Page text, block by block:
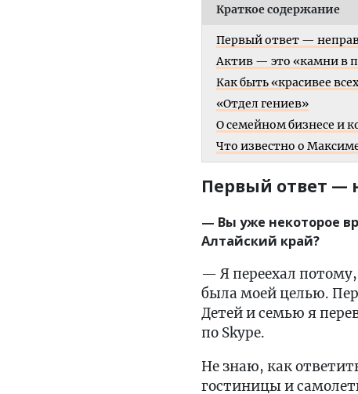
Краткое содержание
Первый ответ —
Актив — это «камни в
Как быть «красивее
«Отдел гениев»
О семейном бизнесе и
Что известно о
Первый ответ —
— Вы уже некоторое
Алтайский край?
— Я переехал
была моей целью.
Детей и семью я
по Skype.
Не знаю, как
гостиницы и